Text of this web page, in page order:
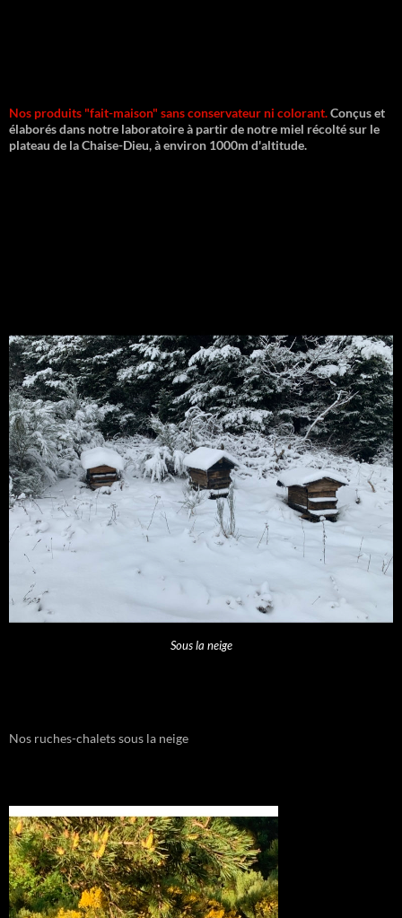
Nos produits "fait-maison" sans conservateur ni colorant.Conçus et
élaborés dans notre laboratoire à partir de notre miel récolté sur le
plateau de la Chaise-Dieu, à environ 1000m d'altitude.
Sous la neige
Nos ruches-chalets sous la neige